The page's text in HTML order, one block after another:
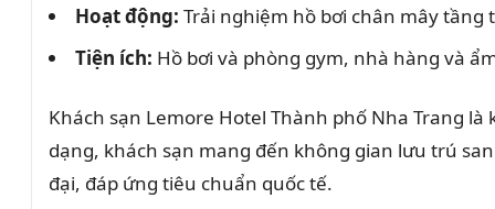
Hoạt động: Trải nghiệm hồ bơi chân mây
Tiện ích: Hồ bơi và phòng gym, nhà hàng và
Khách sạn Lemore Hotel Thành phố Nha Trang là
dạng, khách sạn mang đến không gian lưu trú
đại, đáp ứng tiêu chuẩn quốc tế.